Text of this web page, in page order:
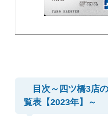
目次～四ツ橋3店
覧表【2023年】～